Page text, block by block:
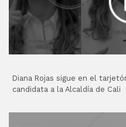
Diana Rojas sigue en el
candidata a la Alcaldía de Cali